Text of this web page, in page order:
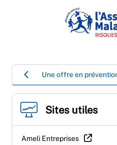
Une offre en
Sites utiles
Ameli Entreprises